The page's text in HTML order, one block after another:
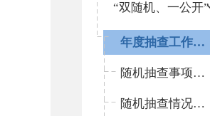
“双随机、一公开”
年度抽查工作计划
随机抽查事项清单
随机抽查情况和查处结果